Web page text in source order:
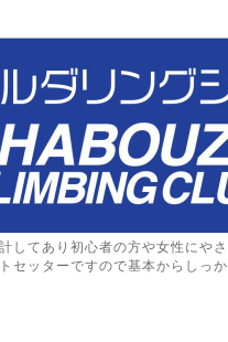
してあり初心者の方や女性にや
セッターですので基本からしっ